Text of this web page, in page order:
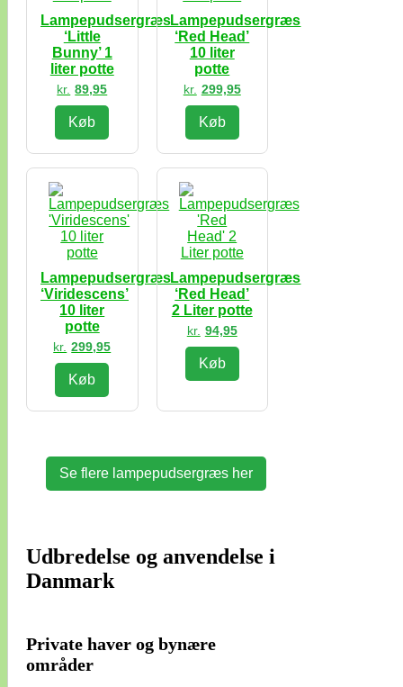
Lampepudsergræs
‘Little
Bunny’ 1
liter potte
kr. 89,95
Køb
Lampepudsergræs
‘Red Head’
10 liter
potte
kr. 299,95
Køb
Lampepudsergræs
‘Viridescens’
10 liter
potte
kr. 299,95
Køb
Lampepudsergræs
‘Red Head’
2 Liter potte
kr. 94,95
Køb
Se flere lampepudsergræs her
Udbredelse og anvendelse i
Danmark
Private haver og bynære
områder